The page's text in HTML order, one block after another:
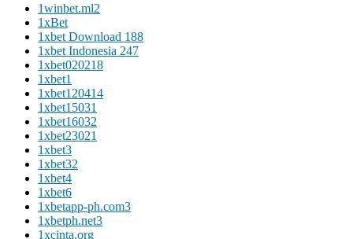
1winbet.ml2
1xBet
1xbet Download 188
1xbet Indonesia 247
1xbet020218
1xbet1
1xbet120414
1xbet15031
1xbet16032
1xbet23021
1xbet3
1xbet32
1xbet4
1xbet6
1xbetapp-ph.com3
1xbetph.net3
1xcinta.org